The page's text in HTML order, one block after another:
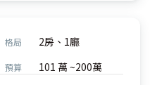
格局 2房、1廳
預算 101 萬 ~200萬